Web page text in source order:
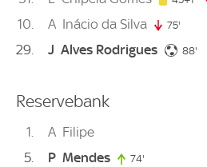
10 A Inácio da Silva 75'
29 J Alves Rodrigues 88'
Reservebank
1 A Filipe
5
P Mendes 74'